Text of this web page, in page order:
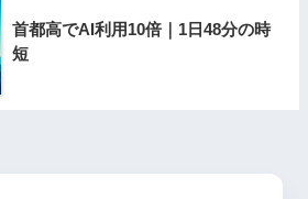
首都高でAI利用10倍｜1日48分の時
短